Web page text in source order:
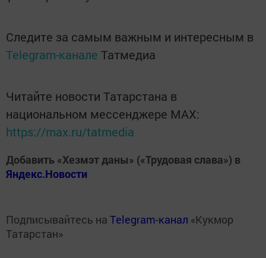
Следите за самым важным и интересным в
Telegram-канале Татмедиа
Читайте новости Татарстана в
национальном мессенджере MАХ:
https://max.ru/tatmedia
Добавить «Хезмэт даны» («Трудовая слава») в
Яндекс.Новости
Подписывайтесь на Telegram-канал «Кукмор
Татарстан»